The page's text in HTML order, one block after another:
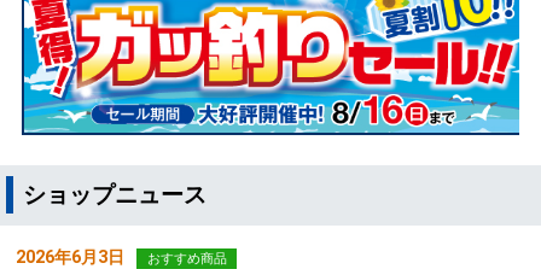
ショップニュース
2026年6月3日 おすすめ商品